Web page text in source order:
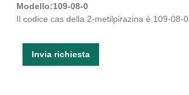
Modello:109-08-0
Il codice cas della 2-metilpirazina è 109-08-0.
Invia richiesta